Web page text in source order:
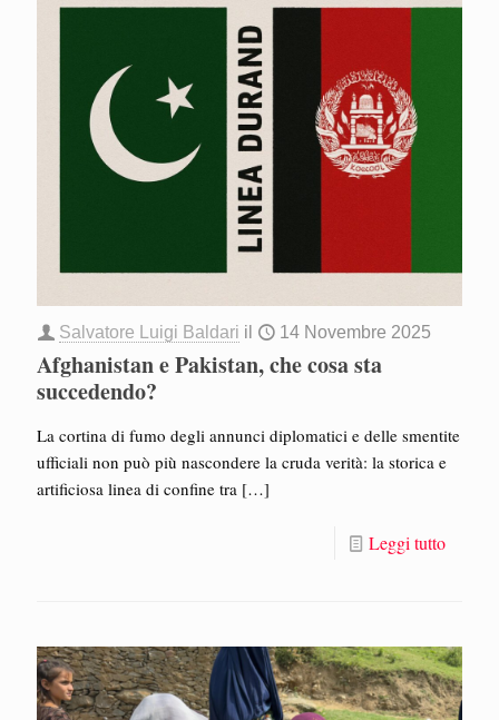
Salvatore Luigi Baldari il 14 Novembre 2025
Afghanistan e Pakistan, che cosa sta
succedendo?
La cortina di fumo degli annunci diplomatici e delle smentite
ufficiali non può più nascondere la cruda verità: la storica e
artificiosa linea di confine tra […]
Leggi tutto